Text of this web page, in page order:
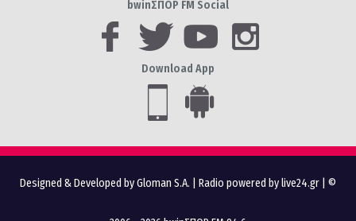
bwinΣΠΟΡ FM Social
Download App
Designed & Developed by Gloman S.A. Radio powered by live24.gr | ©